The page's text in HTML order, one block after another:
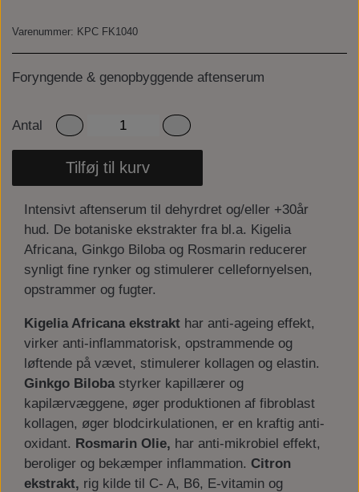
Varenummer: KPC FK1040
Foryngende & genopbyggende aftenserum
Antal
Tilføj til kurv
Intensivt aftenserum til dehyrdret og/eller +30år
hud. De botaniske ekstrakter fra bl.a. Kigelia
Africana, Ginkgo Biloba og Rosmarin reducerer
synligt fine rynker og stimulerer cellefornyelsen,
opstrammer og fugter.
Kigelia Africana ekstrakt har anti-ageing effekt,
virker anti-inflammatorisk, opstrammende og
løftende på vævet, stimulerer kollagen og elastin.
Ginkgo Biloba styrker kapillærer og
kapilærvæggene, øger produktionen af fibroblast
kollagen, øger blodcirkulationen, er en kraftig anti-
oxidant. Rosmarin Olie, har anti-mikrobiel effekt,
beroliger og bekæmper inflammation. Citron
ekstrakt, rig kilde til C- A, B6, E-vitamin og